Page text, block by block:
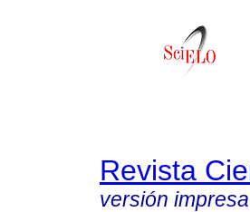
Revista
versión impresa